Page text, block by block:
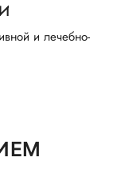
и лечебно-